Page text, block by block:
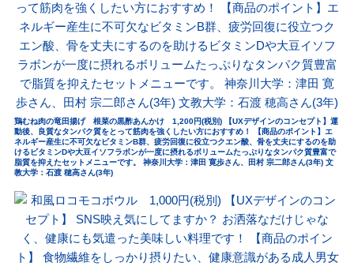
鶏むね肉の竜田揚げ 根菜の黒酢あんかけ 1,200円(税別) 【UXデザインのコンセプト】運
動後、良質なタンパク質をとって筋肉を強くしたい方におすすめ！ 【商品のポイント】エ
ネルギー産生に不可欠なビタミンB群、疲労回復に役立つクエン酸、骨を丈夫にするのを助
けるビタミンDや大豆イソフラボンが一度に摂れるボリュームたっぷりなタンパク質豊富で
脂質を抑えたセットメニューです。 神奈川大学：津田 寛歩さん、田村 宗二郎さん(3年) 文
教大学：石渡 穂高さん(3年)